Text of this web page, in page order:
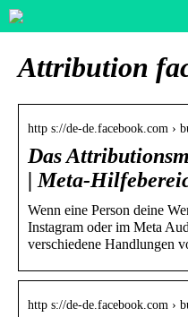
Attribution
http s://de-de.facebook.com ›
Das
| Meta-
Wenn eine Person deine
Instagram oder im Meta
verschiedene Handlungen
http s://de-de.facebook.com ›